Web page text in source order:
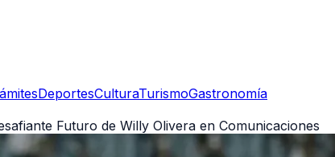
DeportesCulturaTurismoGastronomía
Futuro de Willy Olivera en Comunicaciones